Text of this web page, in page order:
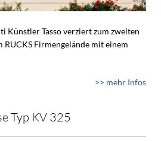
Künstler Tasso verziert zum zweiten
RUCKS Firmengelände mit einem
>> mehr Infos
Typ KV 325